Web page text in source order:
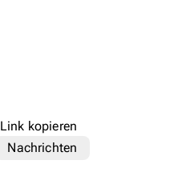
Link kopieren
Nachrichten